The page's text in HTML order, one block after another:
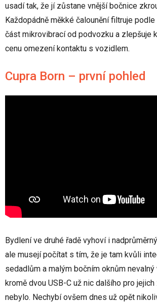
usadí tak, že jí zůstane vnější bočnice
Každopádně měkké čalounění filtruje
část mikrovibrací od podvozku a zlepšuje
cenu omezení kontaktu s vozidlem.
Cupra Born – první pohled
Bydlení ve druhé řadě vyhoví i
ale musejí počítat s tím, že je tam kvůli
sedadlům a malým bočním oknům nevalný
kromě dvou USB-C už nic dalšího pro
nebylo. Nechybí ovšem dnes už opět